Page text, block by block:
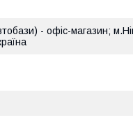
- офіс-магазин;